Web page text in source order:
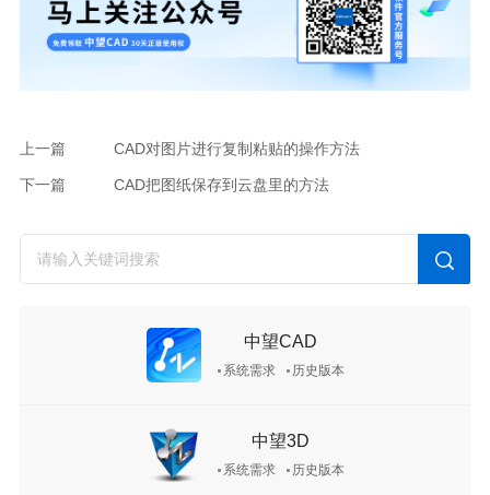
上一篇 CAD对图片进行复制粘贴的操作方法
下一篇 CAD把图纸保存到云盘里的方法
中望CAD
系统需求 历史版本
中望3D
系统需求 历史版本